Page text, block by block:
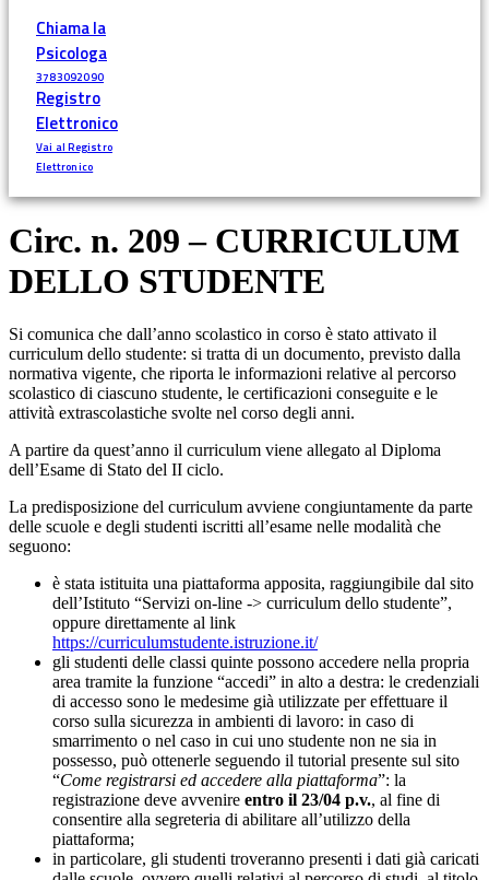
Chiama la
Psicologa
3783092090
Registro
Elettronico
Vai al Registro
Elettronico
Circ. n. 209 – CURRICULUM
DELLO STUDENTE
Si comunica che dall’anno scolastico in corso è stato attivato il
curriculum dello studente: si tratta di un documento, previsto dalla
normativa vigente, che riporta le informazioni relative al percorso
scolastico di ciascuno studente, le certificazioni conseguite e le
attività extrascolastiche svolte nel corso degli anni.
A partire da quest’anno il curriculum viene allegato al Diploma
dell’Esame di Stato del II ciclo.
La predisposizione del curriculum avviene congiuntamente da parte
delle scuole e degli studenti iscritti all’esame nelle modalità che
seguono:
è stata istituita una piattaforma apposita, raggiungibile dal sito
dell’Istituto “Servizi on-line -> curriculum dello studente”,
oppure direttamente al link
https://curriculumstudente.istruzione.it/
gli studenti delle classi quinte possono accedere nella propria
area tramite la funzione “accedi” in alto a destra: le credenziali
di accesso sono le medesime già utilizzate per effettuare il
corso sulla sicurezza in ambienti di lavoro: in caso di
smarrimento o nel caso in cui uno studente non ne sia in
possesso, può ottenerle seguendo il tutorial presente sul sito
“Come registrarsi ed accedere alla piattaforma”: la
registrazione deve avvenire entro il 23/04 p.v., al fine di
consentire alla segreteria di abilitare all’utilizzo della
piattaforma;
in particolare, gli studenti troveranno presenti i dati già caricati